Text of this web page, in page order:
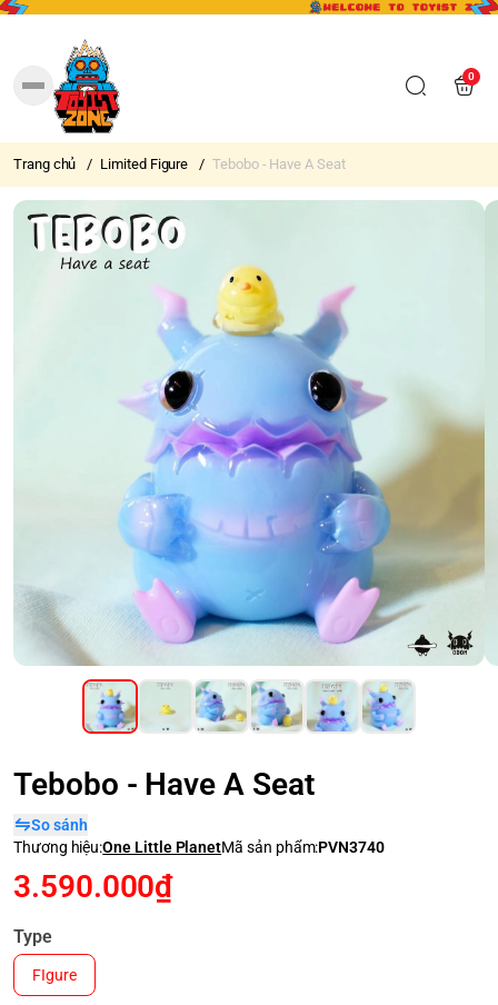
0
Trang chủ / Limited Figure / Tebobo - Have A Seat
Tebobo - Have A Seat
So sánh
Thương hiệu:One Little PlanetMã sản phẩm:PVN3740
3.590.000₫
Type
FIgure